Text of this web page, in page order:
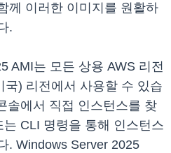
께 이러한 이미지를 원활하
.
AMI는 모든 상용 AWS 리전
국) 리전에서 사용할 수 있습
솔에서 직접 인스턴스를 찾
CLI 명령을 통해 인스턴스
. Windows Server 2025